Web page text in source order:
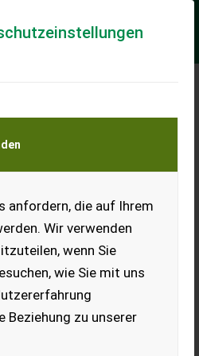
anfordern, die auf Ihrem
Wir verwenden
wenn Sie
wie Sie mit uns
Beziehung zu unserer
und Baumaschinen –
WW-Gelenkwelle - mit
Halte...
Verm.